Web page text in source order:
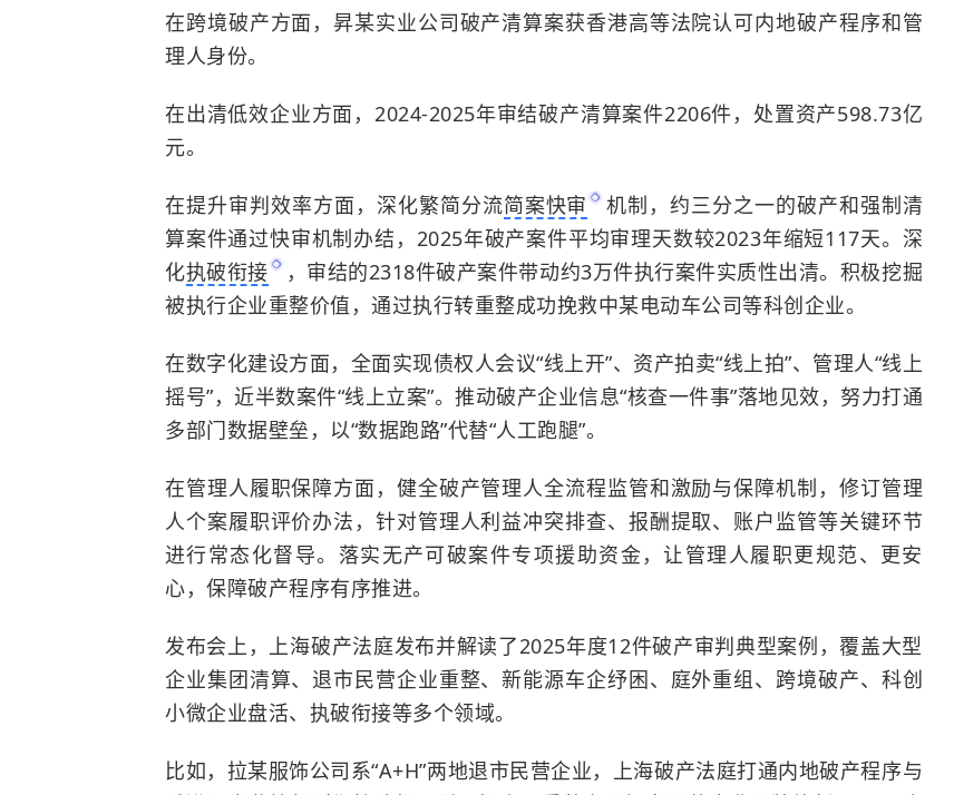
在跨境破产方面，昇某实业公司破产清算案获香港高等法院认可内地破产程序和管
理人身份。
在出清低效企业方面 ，2024-2025年审结破产清算案件2206件，处置资产598.73亿
元。
在提升审判效率方面 ，深化繁简分流简案快审
机制，约三分之一的破产和强制清
算案件通过快审机制办结， 2025年破产案件平均审理天数较2023年缩短117天。深
化执破衔接
，审结的2318件破产案件带动约3万件执行案件实质性出清。积极挖掘
被执行企业重整价值，通过执行转重整成功挽救中某电动车公司等科创企业。
在数字化建设方面，全面实现债权人会议“线上开”、资产拍卖“线上拍”、管理人“线上
摇号”，近半数案件“线上立案”。推动破产企业信息“核查一件事”落地见效，努力打通
多部门数据壁垒，以“数据跑路”代替“人工跑腿”。
在管理人履职保障方面，健全破产管理人全流程监管和激励与保障机制，修订管理
人个案履职评价办法，针对管理人利益冲突排查、报酬提取、账户监管等关键环节
进行常态化督导。落实无产可破案件专项援助资金，让管理人履职更规范、更安
心，保障破产程序有序推进。
发布会上，上海破产法庭发布并解读了2025年度12件破产审判典型案例，覆盖大型
企业集团清算、退市民营企业重整、新能源车企纾困、庭外重组、跨境破产、科创
小微企业盘活、执破衔接等多个领域。
比如， 拉某服饰公司系“A+H”两地退市民营企业，上海破产法庭打通内地破产程序与